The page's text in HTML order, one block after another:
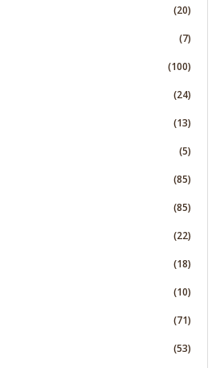
(20)
(7)
(100)
(24)
(13)
(5)
(85)
(85)
(22)
(18)
(10)
(71)
(53)